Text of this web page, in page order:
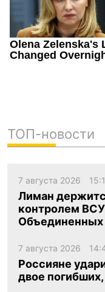
ТОП-новости
7 августа 2026
Лиман
контролем
Объединенных
7 августа 2026
Россияне
двое